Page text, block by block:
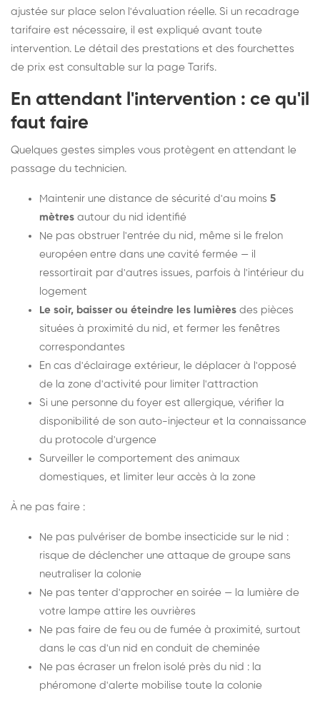
ajustée sur place selon l'évaluation réelle. Si un recadrage
tarifaire est nécessaire, il est expliqué avant toute
intervention. Le détail des prestations et des fourchettes
de prix est consultable sur la page Tarifs.
En attendant l'intervention : ce qu'il
faut faire
Quelques gestes simples vous protègent en attendant le
passage du technicien.
Maintenir une distance de sécurité d'au moins 5
mètres autour du nid identifié
Ne pas obstruer l'entrée du nid, même si le frelon
européen entre dans une cavité fermée — il
ressortirait par d'autres issues, parfois à l'intérieur du
logement
Le soir, baisser ou éteindre les lumières des pièces
situées à proximité du nid, et fermer les fenêtres
correspondantes
En cas d'éclairage extérieur, le déplacer à l'opposé
de la zone d'activité pour limiter l'attraction
Si une personne du foyer est allergique, vérifier la
disponibilité de son auto-injecteur et la connaissance
du protocole d'urgence
Surveiller le comportement des animaux
domestiques, et limiter leur accès à la zone
À ne pas faire :
Ne pas pulvériser de bombe insecticide sur le nid :
risque de déclencher une attaque de groupe sans
neutraliser la colonie
Ne pas tenter d'approcher en soirée — la lumière de
votre lampe attire les ouvrières
Ne pas faire de feu ou de fumée à proximité, surtout
dans le cas d'un nid en conduit de cheminée
Ne pas écraser un frelon isolé près du nid : la
phéromone d'alerte mobilise toute la colonie